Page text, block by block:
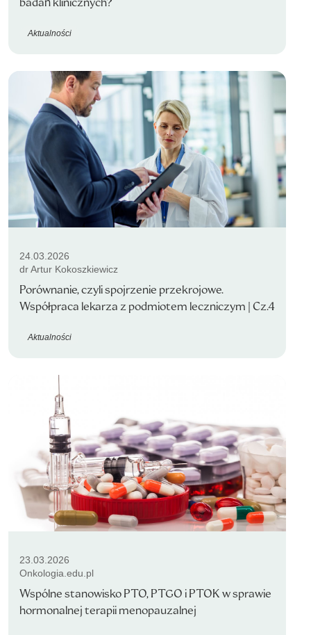
Aktualności
24.03.2026
dr Artur Kokoszkiewicz
Porównanie, czyli spojrzenie przekrojowe.
Współpraca lekarza z podmiotem leczniczym | Cz.4
Aktualności
23.03.2026
Onkologia.edu.pl
Wspólne stanowisko PTO, PTGO i PTOK w sprawie
hormonalnej terapii menopauzalnej